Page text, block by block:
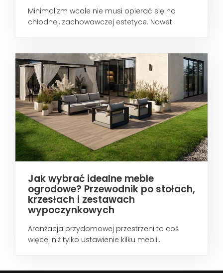
Minimalizm wcale nie musi opierać się na
chłodnej, zachowawczej estetyce. Nawet
Jak wybrać idealne meble
ogrodowe? Przewodnik po stołach,
krzesłach i zestawach
wypoczynkowych
Aranżacja przydomowej przestrzeni to coś
więcej niż tylko ustawienie kilku mebli...